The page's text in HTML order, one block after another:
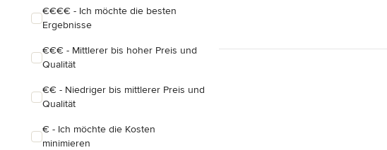
€€€€ - Ich möchte die besten
Ergebnisse
€€€ - Mittlerer bis hoher Preis und
Qualität
€€ - Niedriger bis mittlerer Preis und
Qualität
€ - Ich möchte die Kosten
minimieren